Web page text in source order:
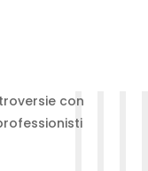
con